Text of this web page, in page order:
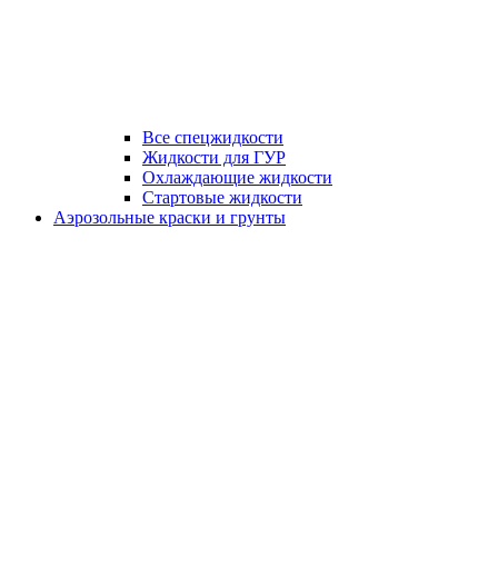
Все спецжидкости
Жидкости для ГУР
Охлаждающие жидкости
Стартовые жидкости
Аэрозольные краски и грунты